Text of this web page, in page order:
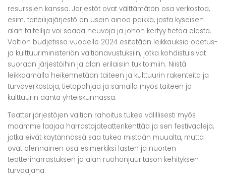
resurssien kanssa. Järjestöt ovat välttämätön osa verkostoa,
esim. taiteilijajärjestö on usein ainoa paikka, josta kyseisen
alan taiteilija voi saada neuvoja ja johon kertyy tietoa alasta.
Valtion budjetissa vuodelle 2024 esitetään leikkauksia opetus-
ja kulttuuriministeriön valtionavustuksiin, jotka kohdistuisivat
suoraan järjestöihin ja alan erilaisiin tukitoimiin. Niistä
leikkaamalla heikennetään taiteen ja kulttuurin rakenteita ja
turvaverkostoja, tietopohjaa ja samalla myös taiteen ja
kulttuurin ääntä yhteiskunnassa.
Teatterijärjestöjen valtion rahoitus tukee välillisesti myös
maamme laajaa harrastajateatterikenttää ja sen festivaaleja,
jotka eivät käytännössä saa tukea mistään muualta, mutta
ovat olennainen osa esimerkiksi lasten ja nuorten
teatteriharrastuksen ja alan ruohonjuuritason kehityksen
turvaajana.